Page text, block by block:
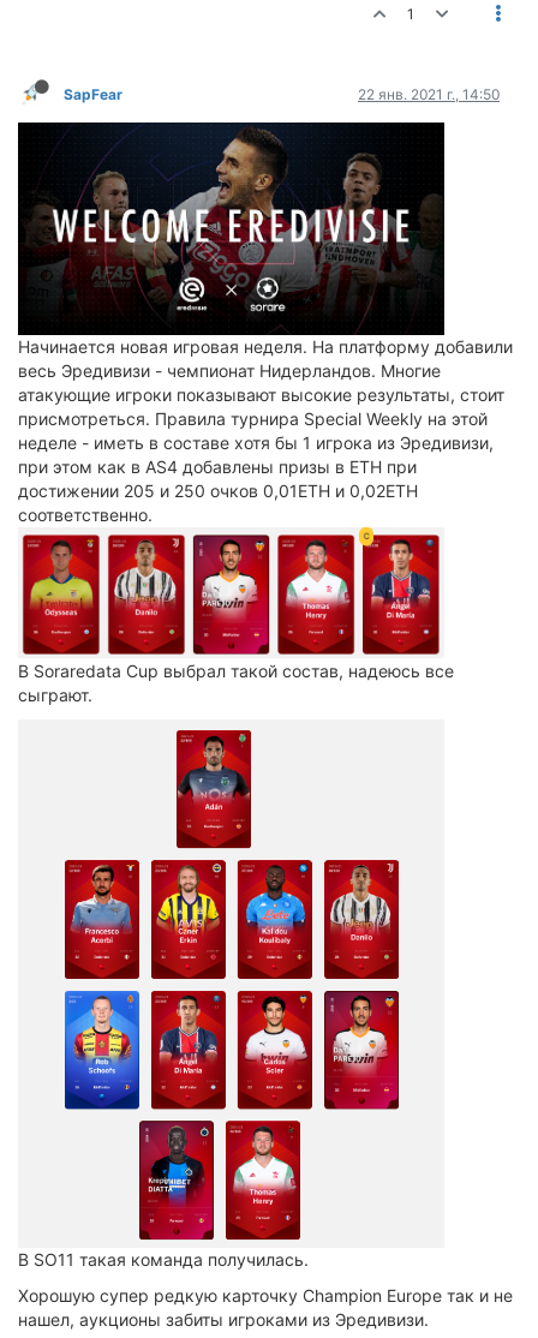
1
SapFear 22 янв. 2021 г., 14:50
Начинается новая игровая неделя. На платформу добавили
весь Эредивизи - чемпионат Нидерландов. Многие
атакующие игроки показывают высокие результаты, стоит
присмотреться. Правила турнира Special Weekly на этой
неделе - иметь в составе хотя бы 1 игрока из Эредивизи,
при этом как в AS4 добавлены призы в ETH при
достижении 205 и 250 очков 0,01ETH и 0,02ETH
соответственно.
В Soraredata Cup выбрал такой состав, надеюсь все
сыграют.
В SO11 такая команда получилась.
Хорошую супер редкую карточку Champion Europe так и не
нашел, аукционы забиты игроками из Эредивизи.